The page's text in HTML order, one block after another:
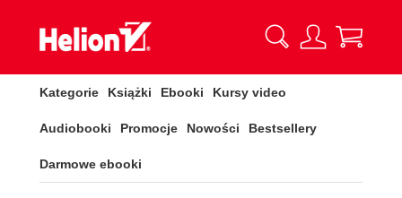
Kategorie Książki Ebooki Kursy video
Audiobooki Promocje Nowości Bestsellery
Darmowe ebooki